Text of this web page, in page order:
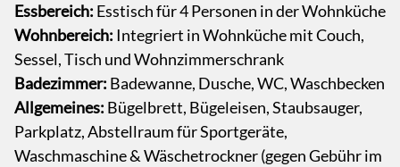
Essbereich: Esstisch für 4 Personen in der Wohnküche
Wohnbereich: Integriert in Wohnküche mit Couch,
Sessel, Tisch und Wohnzimmerschrank
Badezimmer: Badewanne, Dusche, WC, Waschbecken
Allgemeines: Bügelbrett, Bügeleisen, Staubsauger,
Parkplatz, Abstellraum für Sportgeräte,
Waschmaschine & Wäschetrockner (gegen Gebühr im